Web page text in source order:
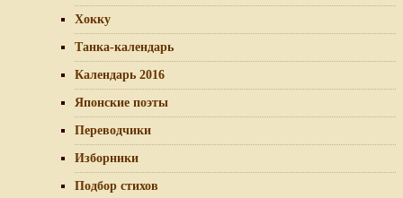
Хокку
Танка-календарь
Календарь 2016
Японские поэты
Переводчики
Изборники
Подбор стихов